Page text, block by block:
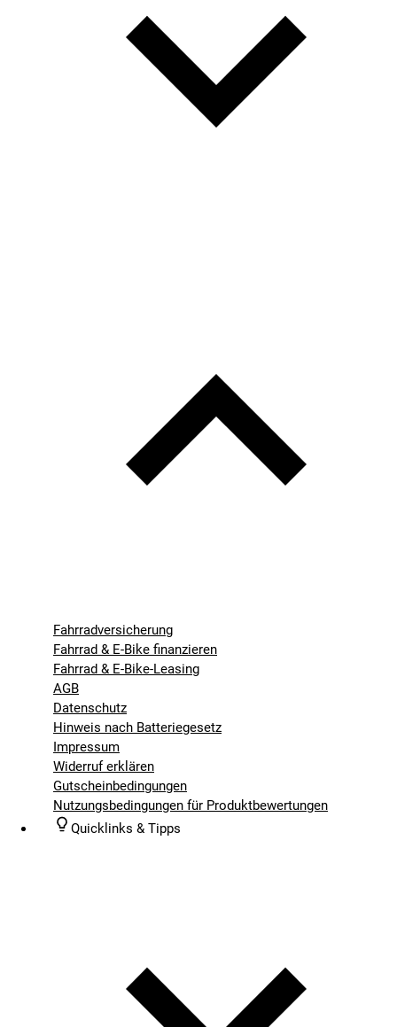
Fahrradversicherung
Fahrrad & E-Bike finanzieren
Fahrrad & E-Bike-Leasing
AGB
Datenschutz
Hinweis nach Batteriegesetz
Impressum
Widerruf erklären
Gutscheinbedingungen
Nutzungsbedingungen für Produktbewertungen
Quicklinks & Tipps